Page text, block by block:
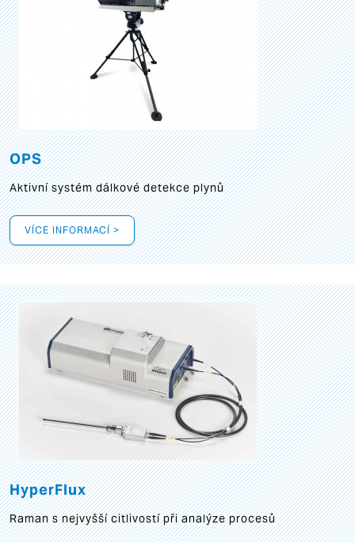
OPS
Aktivní systém dálkové detekce plynů
VÍCE INFORMACÍ >
HyperFlux
Raman s nejvyšší citlivostí při analýze procesů